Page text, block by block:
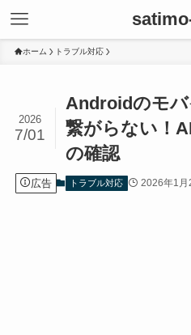
ホーム トラブル対応
Androidのモバ
繋がらない！
の確認
2026
7/01
広告 トラブル対応 2026年1月